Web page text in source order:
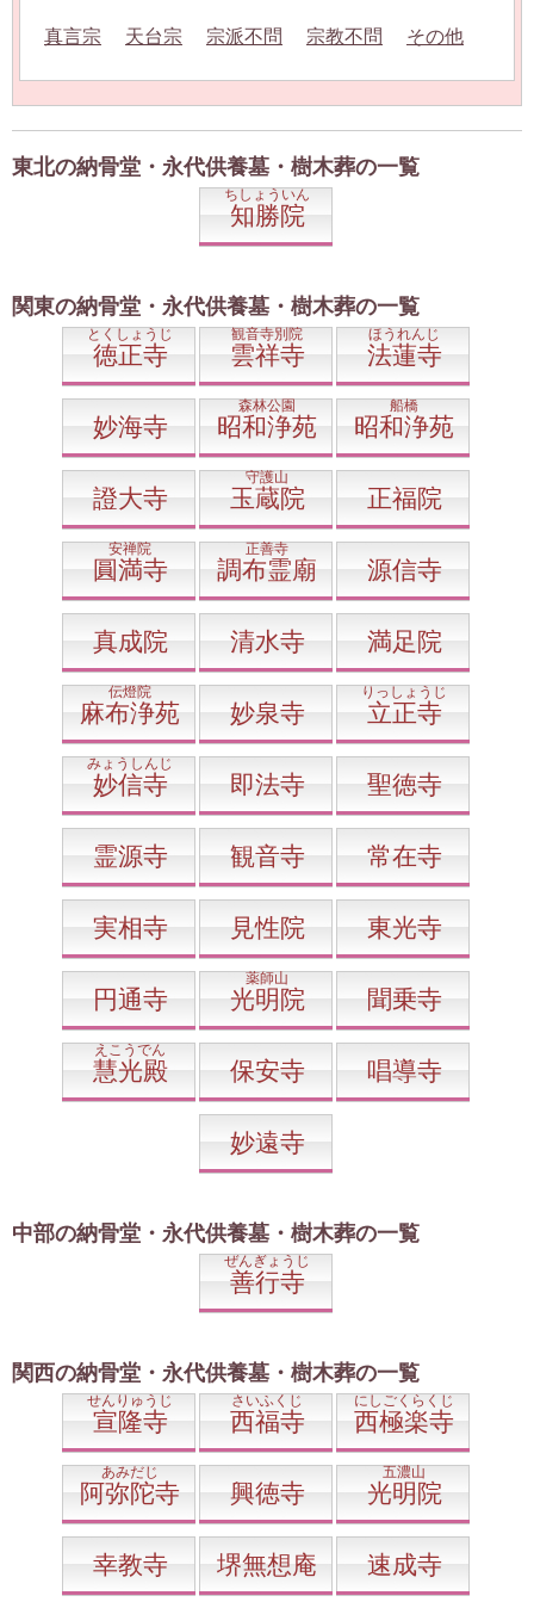
真言宗 天台宗 宗派不問 宗教不問 その他
東北の納骨堂・永代供養墓・樹木葬の一覧
ちしょういん
知勝院
関東の納骨堂・永代供養墓・樹木葬の一覧
とくしょうじ
徳正寺
観音寺別院
雲祥寺
ほうれんじ
法蓮寺
妙海寺
森林公園
昭和浄苑
船橋
昭和浄苑
證大寺
守護山
玉蔵院 正福院
安禅院
圓満寺
正善寺
調布霊廟 源信寺
真成院 清水寺 満足院
伝燈院
麻布浄苑 妙泉寺
りっしょうじ
立正寺
みょうしんじ
妙信寺 即法寺 聖徳寺
霊源寺 観音寺 常在寺
実相寺 見性院 東光寺
円通寺
薬師山
光明院 聞乗寺
えこうでん
慧光殿 保安寺 唱導寺
妙遠寺
中部の納骨堂・永代供養墓・樹木葬の一覧
ぜんぎょうじ
善行寺
関西の納骨堂・永代供養墓・樹木葬の一覧
せんりゅうじ
宣隆寺
さいふくじ
西福寺
にしごくらくじ
西極楽寺
あみだじ
阿弥陀寺 興徳寺
五濃山
光明院
幸教寺 堺無想庵 速成寺